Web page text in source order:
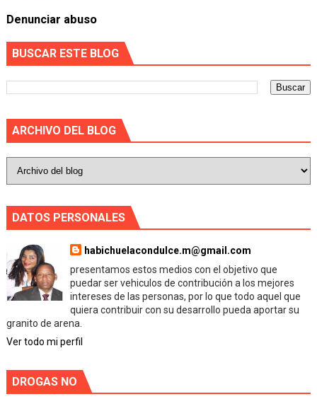
Denunciar abuso
BUSCAR ESTE BLOG
ARCHIVO DEL BLOG
DATOS PERSONALES
habichuelacondulce.m@gmail.com
presentamos estos medios con el objetivo que
puedar ser vehiculos de contribución a los mejores
intereses de las personas, por lo que todo aquel que
quiera contribuir con su desarrollo pueda aportar su
granito de arena.
Ver todo mi perfil
DROGAS NO